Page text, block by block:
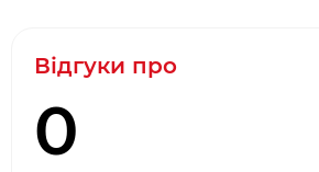
Відгуки про
0